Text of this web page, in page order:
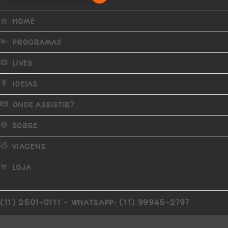
HOME
PROGRAMAS
LIVES
IDEIAS
ONDE ASSISTIR?
SOBRE
VIAGENS
LOJA
(11) 2501-0111 - WHATSAPP: (11) 99945-2797